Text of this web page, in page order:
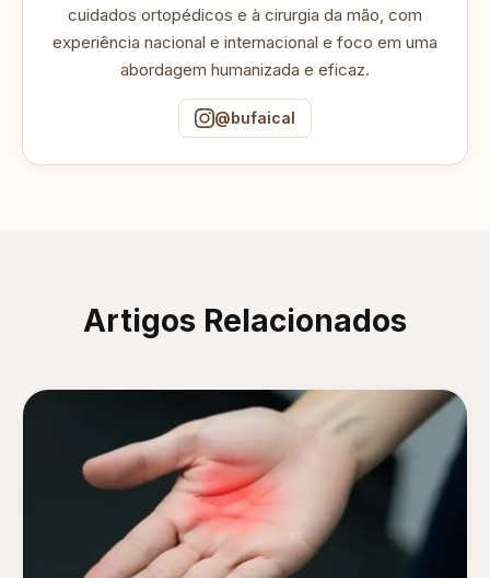
cuidados ortopédicos e à cirurgia da mão, com
experiência nacional e internacional e foco em uma
abordagem humanizada e eficaz.
@bufaical
Artigos Relacionados